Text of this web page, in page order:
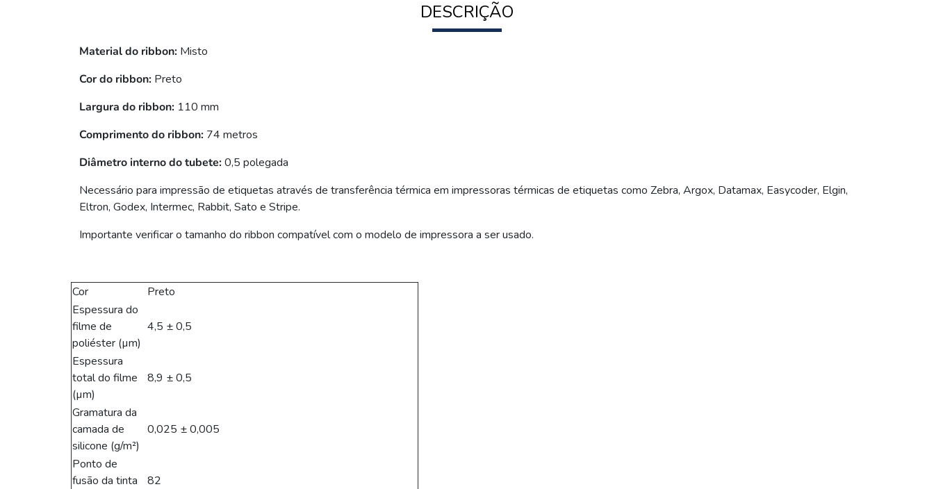
DESCRIÇÃO
Material do ribbon: Misto
Cor do ribbon: Preto
Largura do ribbon: 110 mm
Comprimento do ribbon: 74 metros
Diâmetro interno do tubete:0,5 polegada
Necessário para impressão de etiquetas através de transferência térmica em impressoras térmicas de etiquetas como Zebra, Argox, Datamax, Easycoder, Elgin,
Eltron, Godex, Intermec, Rabbit, Sato e Stripe.
Importante verificar o tamanho do ribbon compatível com o modelo de impressora a ser usado.
Cor
Preto
Espessura do
filme de
poliéster (µm)
4,5 ± 0,5
Espessura
total do filme
(µm)
8,9 ± 0,5
Gramatura da
camada de
silicone (g/m²)
0,025 ± 0,005
Ponto de
fusão da tinta
82